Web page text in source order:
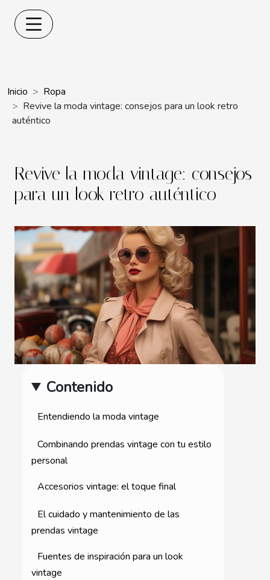
Inicio
Ropa
Revive la moda vintage: consejos para un look retro
auténtico
Revive la moda vintage: consejos
para un look retro auténtico
Contenido
Entendiendo la moda vintage
Combinando prendas vintage con tu estilo
personal
Accesorios vintage: el toque final
El cuidado y mantenimiento de las
prendas vintage
Fuentes de inspiración para un look
vintage